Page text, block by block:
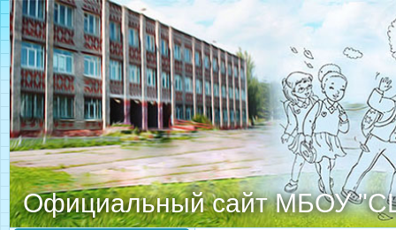
Официальный сайт МБОУ